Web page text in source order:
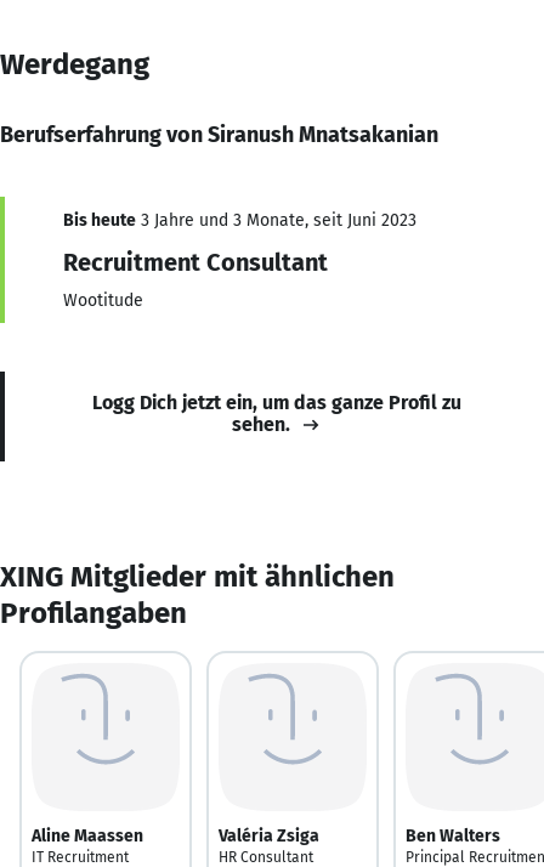
Werdegang
Berufserfahrung von Siranush Mnatsakanian
Bis heute 3 Jahre und 3 Monate, seit Juni 2023
Recruitment Consultant
Wootitude
Logg Dich jetzt ein, um das ganze Profil zu
sehen.
XING Mitglieder mit ähnlichen
Profilangaben
Aline Maassen
IT Recruitment
Valéria Zsiga
HR Consultant
Ben Walters
Principal